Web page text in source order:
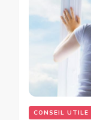
CONSEIL UTILE